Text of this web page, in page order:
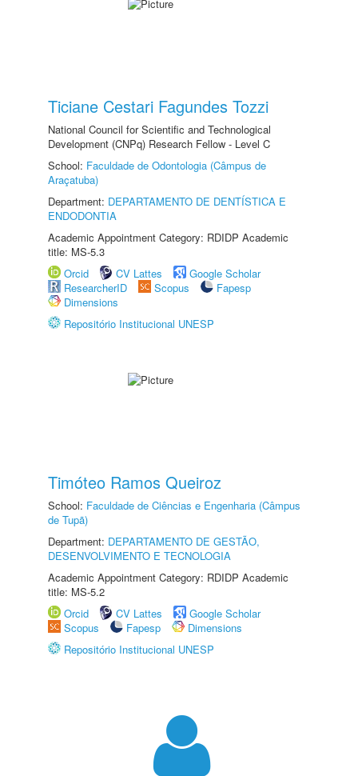
Ticiane Cestari Fagundes Tozzi
National Council for Scientific and Technological
Development (CNPq) Research Fellow - Level C
School: Faculdade de Odontologia (Câmpus de
Araçatuba)
Department: DEPARTAMENTO DE DENTÍSTICA E
ENDODONTIA
Academic Appointment Category: RDIDP Academic
title: MS-5.3
Orcid
CV Lattes
Google Scholar
ResearcherID
Scopus
Fapesp
Dimensions
Repositório Institucional UNESP
Timóteo Ramos Queiroz
School: Faculdade de Ciências e Engenharia (Câmpus
de Tupã)
Department: DEPARTAMENTO DE GESTÃO,
DESENVOLVIMENTO E TECNOLOGIA
Academic Appointment Category: RDIDP Academic
title: MS-5.2
Orcid
CV Lattes
Google Scholar
Scopus
Fapesp
Dimensions
Repositório Institucional UNESP